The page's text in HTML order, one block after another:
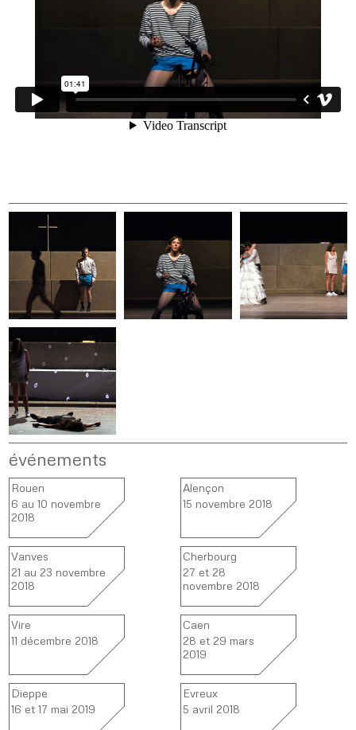
événements
Rouen
6 au 10 novembre
2018
Alençon
15 novembre 2018
Vanves
21 au 23 novembre
2018
Cherbourg
27 et 28
novembre 2018
Vire
11 décembre 2018
Caen
28 et 29 mars
2019
Dieppe
16 et 17 mai 2019
Evreux
5 avril 2018